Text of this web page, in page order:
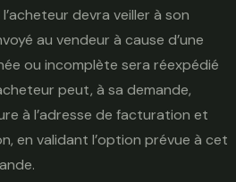
devra veiller à son
au vendeur à cause d’une
ou incomplète sera réexpédié
peut, à sa demande,
à l’adresse de facturation et
en validant l’option prévue à cet